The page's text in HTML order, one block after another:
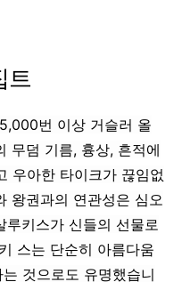
트
번 이상 거슬러 올
무덤 기름, 흉상, 흔적에
우아한 타이크가 끊임없
왕권과의 연관성은 심오
키스가 신들의 선물로
스는 단순히 아름다움
것으로도 유명했습니